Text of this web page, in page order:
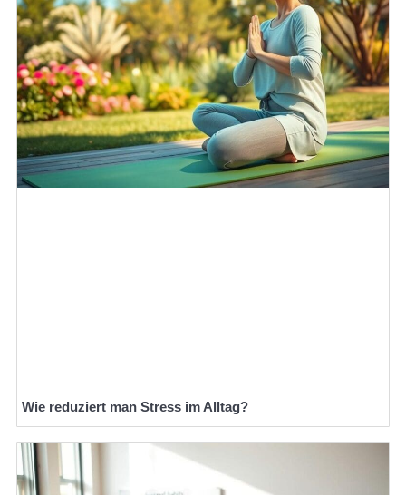
Wie reduziert man Stress im Alltag?